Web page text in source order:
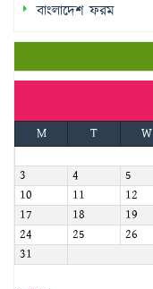
বাংলাদেশ ফরম
M
T W
3
4 5
10
11 12
17
18 19
24
25 26
31